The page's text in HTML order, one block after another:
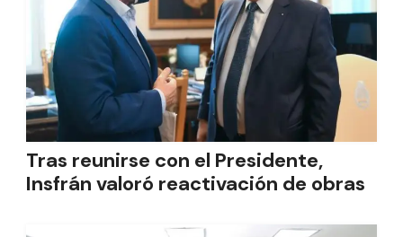
Tras reunirse con el Presidente,
Insfrán valoró reactivación de obras